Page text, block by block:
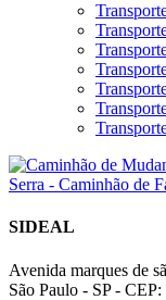
SIDEAL
Avenida marques de
São Paulo - SP -